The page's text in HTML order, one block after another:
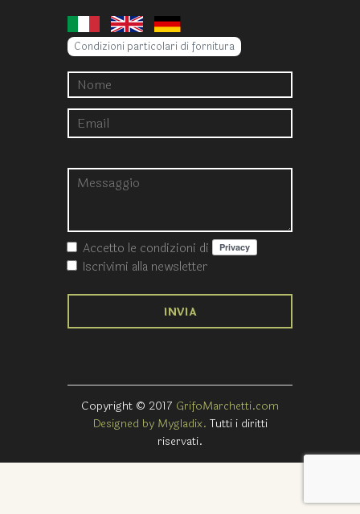
Condizioni particolari di fornitura
Accetto le condizioni di
Iscrivimi alla newsletter
Copyright © 2017 GrifoMarchetti.com
Designed by Mygladix. Tutti i diritti
riservati.